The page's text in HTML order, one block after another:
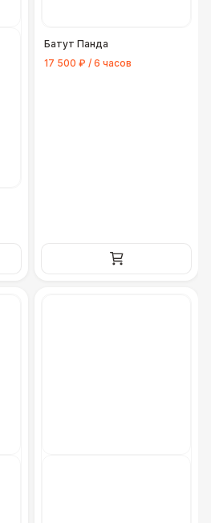
Батут Панда
17 500 ₽ / 6 часов